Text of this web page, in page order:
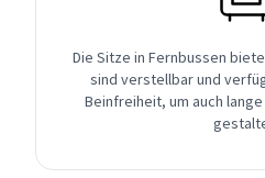
Die Sitze in Fernbussen
sind verstellbar und
Beinfreiheit, um auch